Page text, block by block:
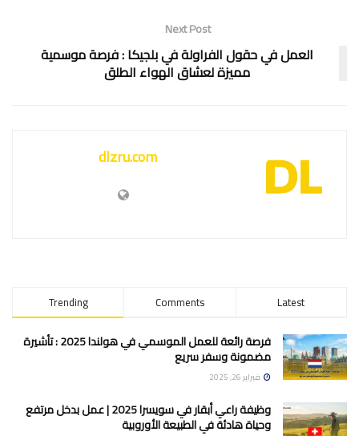
Next Post
العمل في حقول الفراولة في بلجيكا : فرصة موسمية
مميزة لعشاق الهواء الطلق
dlzru.com
Trending Comments Latest
فرصة رائعة للعمل الموسمي في هولندا 2025 : تأشيرة
مضمونة وسفر سريع
فبراير 26, 2025
وظيفة راعي أبقار في سويسرا 2025 | عمل بدخل مرتفع
وحياة هادئة في الطبيعة الأوروبية